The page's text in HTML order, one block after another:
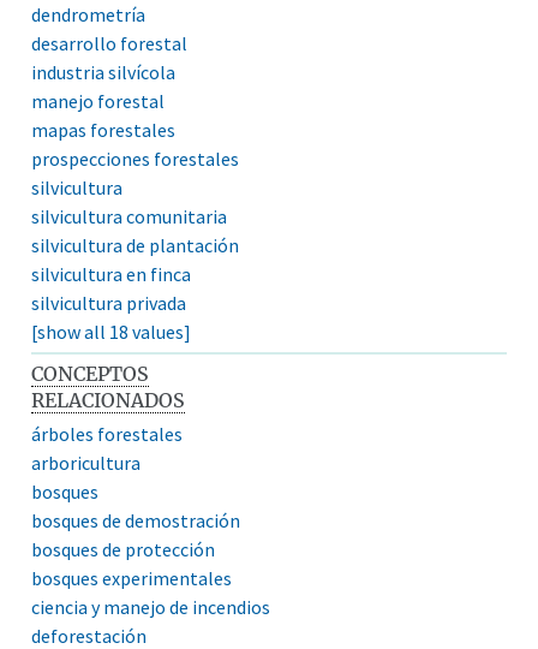
dendrometría
desarrollo forestal
industria silvícola
manejo forestal
mapas forestales
prospecciones forestales
silvicultura
silvicultura comunitaria
silvicultura de plantación
silvicultura en finca
silvicultura privada
[show all 18 values]
CONCEPTOS
RELACIONADOS
árboles forestales
arboricultura
bosques
bosques de demostración
bosques de protección
bosques experimentales
ciencia y manejo de incendios
deforestación